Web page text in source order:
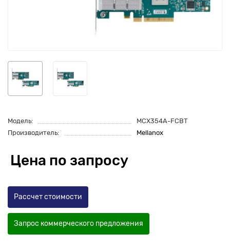
Модель:
MCX354A-FCBT
Производитель:
Mellanox
Цена по запросу
Рассчет стоимости
Запрос коммерческого предложения